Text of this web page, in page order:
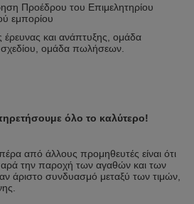
Προέδρου του Επιμελητηρίου
εμπορίου
και ανάπτυξης, ομάδα
σχεδίου, ομάδα πωλήσεων.
όλο το καλύτερο!
από άλλους προμηθευτές είναι ότι
την παροχή των αγαθών και των
άριστο συνδυασμό μεταξύ των τιμών,